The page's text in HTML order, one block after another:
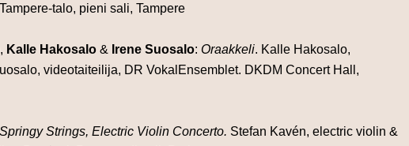
Tampere-talo, pieni sali, Tampere
, Kalle Hakosalo & Irene Suosalo: Oraakkeli. Kalle Hakosalo,
videotaiteilija, DR VokalEnsemblet. DKDM Concert Hall,
Springy Strings, Electric Violin Concerto. Stefan Kavén, electric violin &